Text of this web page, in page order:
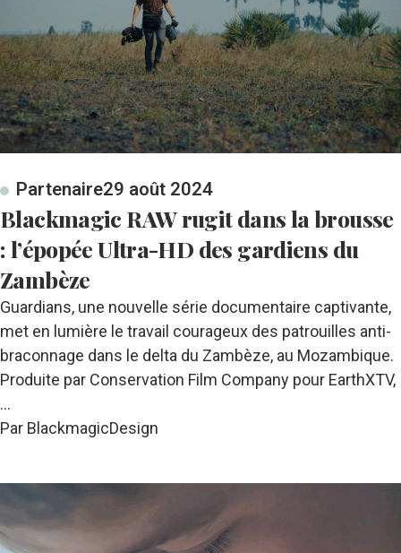
Partenaire29 août 2024
Blackmagic RAW rugit dans la brousse
: l’épopée Ultra-HD des gardiens du
Zambèze
Guardians, une nouvelle série documentaire captivante,
met en lumière le travail courageux des patrouilles anti-
braconnage dans le delta du Zambèze, au Mozambique.
Produite par Conservation Film Company pour EarthXTV,
…
Par BlackmagicDesign